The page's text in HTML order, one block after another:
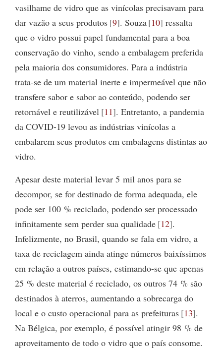
vasilhame de vidro que as vinícolas precisavam para
dar vazão a seus produtos 9 . Souza 10 ressalta
que o vidro possui papel fundamental para a boa
conservação do vinho, sendo a embalagem preferida
pela maioria dos consumidores. Para a indústria
trata-se de um material inerte e impermeável que não
transfere sabor e sabor ao conteúdo, podendo ser
retornável e reutilizável 11 . Entretanto, a pandemia
da COVID-19 levou as indústrias vinícolas a
embalarem seus produtos em embalagens distintas ao
vidro.
Apesar deste material levar 5 mil anos para se
decompor, se for destinado de forma adequada, ele
pode ser 100 % reciclado, podendo ser processado
infinitamente sem perder sua qualidade 12 .
Infelizmente, no Brasil, quando se fala em vidro, a
taxa de reciclagem ainda atinge números baixíssimos
em relação a outros países, estimando-se que apenas
25 % deste material é reciclado, os outros 74 % são
destinados à aterros, aumentando a sobrecarga do
local e o custo operacional para as prefeituras 13 .
Na Bélgica, por exemplo, é possível atingir 98 % de
aproveitamento de todo o vidro que o país consome.